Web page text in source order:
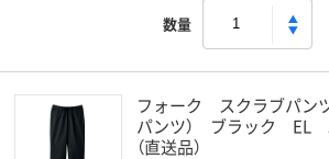
数量
フォーク スクラブパン
パンツ） ブラック EL
（直送品）